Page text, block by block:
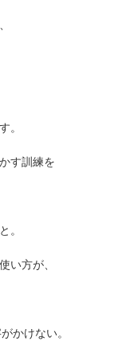
。
す訓練を
。
い方が、
かけない。